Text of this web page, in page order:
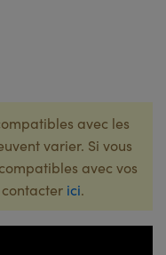
avec les
varier. Si vous
avec vos
ici.